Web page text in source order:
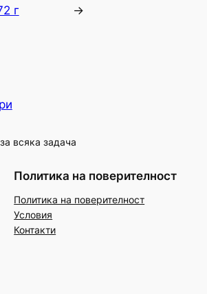
г
→
всяка задача
Политика на поверителност
Политика на поверителност
Условия
Контакти